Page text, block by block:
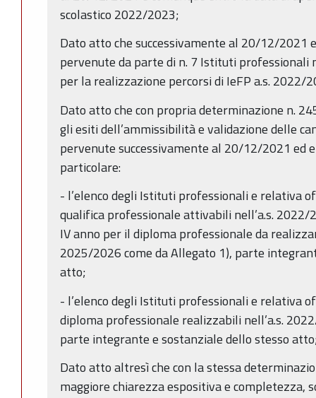
scolastico 2022/2023;
Dato atto che successivamente al 20/12/
pervenute da parte di n. 7 Istituti professionali
per la realizzazione percorsi di IeFP a.s. 2022/
Dato atto che con propria determinazione n.
gli esiti dell’ammissibilità e validazione delle
pervenute successivamente al 20/12/2021 ed
particolare:
- l’elenco degli Istituti professionali e relativa
qualifica professionale attivabili nell’a.s. 2022/
IV anno per il diploma professionale da
2025/2026 come da Allegato 1), parte
atto;
- l’elenco degli Istituti professionali e relativa
diploma professionale realizzabili nell’a.s.
parte integrante e sostanziale dello stesso
Dato atto altresì che con la stessa
maggiore chiarezza espositiva e completezza,